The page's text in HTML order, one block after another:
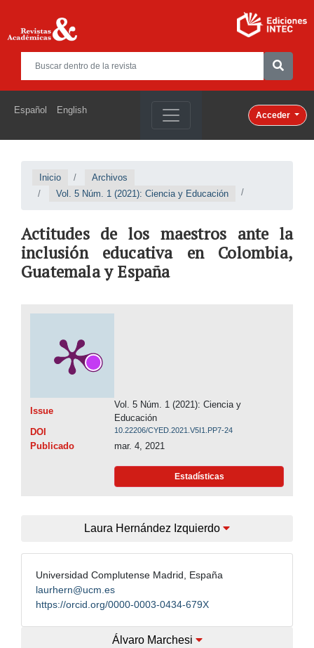
Español English Acceder
Inicio
Archivos
Vol. 5 Núm. 1 (2021): Ciencia y Educación
Actitudes de los maestros ante la
inclusión educativa en Colombia,
Guatemala y España
Issue
Vol. 5 Núm. 1 (2021): Ciencia y
Educación
DOI
10.22206/CYED.2021.V5I1.PP7-24
Publicado mar. 4, 2021
Estadísticas
Laura Hernández Izquierdo
Universidad Complutense Madrid, España
laurhern@ucm.es
https://orcid.org/0000-0003-0434-679X
Álvaro Marchesi